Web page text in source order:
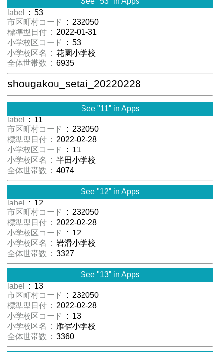
label
: 53
市区町村コード
: 232050
標準型日付 : 2022-01-31
小学校区コード
: 53
小学校区名
: 花園小学校
全体世帯数 : 6935
shougakou_setai_20220228
See "11" in Apps
label
: 11
市区町村コード
: 232050
標準型日付 : 2022-02-28
小学校区コード
: 11
小学校区名
: 半田小学校
全体世帯数 : 4074
See "12" in Apps
label
: 12
市区町村コード
: 232050
標準型日付 : 2022-02-28
小学校区コード
: 12
小学校区名
: 岩滑小学校
全体世帯数 : 3327
See "13" in Apps
label
: 13
市区町村コード
: 232050
標準型日付 : 2022-02-28
小学校区コード
: 13
小学校区名
: 雁宿小学校
全体世帯数 : 3360